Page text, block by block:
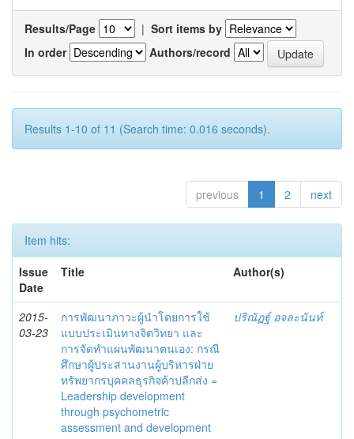
Results/Page | Sort items by
In order
Authors/record
Results 1-10 of 11 (Search time: 0.016 seconds).
previous 1 2 next
Item hits:
Issue
Date
Title Author(s)
2015-
03-23
การพัฒนาภาวะผู้นำโดยการใช้
แบบประเมินทางจิตวิทยา และ
การจัดทำแผนพัฒนาตนเอง: กรณี
ศึกษาผู้ประสานงานผู้บริหารฝ่าย
ทรัพยากรบุคคลธุรกิจค้าปลีกส่ง =
Leadership development
through psychometric
assessment and development
ปริณัฏฐ์ อจละนันท์